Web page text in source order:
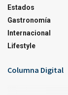
Estados
Gastronomía
Internacional
Lifestyle
Columna Digital